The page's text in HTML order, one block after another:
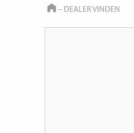
HOME
– DEALER VINDEN